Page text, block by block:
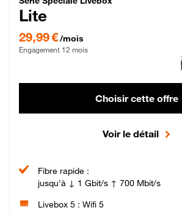
Lite
29,99 €/mois
Engagement 12 mois
Choisir cette offre
Voir le détail
Fibre rapide :
jusqu'à ↓ 1 Gbit/s ↑ 700 Mbit/s
Livebox 5 : Wifi 5